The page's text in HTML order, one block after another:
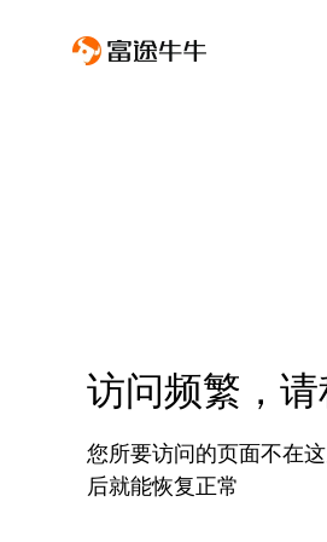
访问频繁，
您所要访问的页面不在
后就能恢复正常